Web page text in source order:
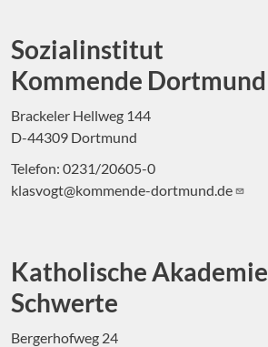
Sozialinstitut
Kommende Dortmund
Brackeler Hellweg 144
D-44309 Dortmund
Telefon: 0231/20605-0
klasvogt@kommende-dortmund.de
Katholische Akademie
Schwerte
Bergerhofweg 24